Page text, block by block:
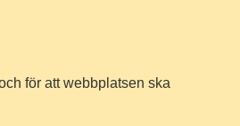
för att webbplatsen ska